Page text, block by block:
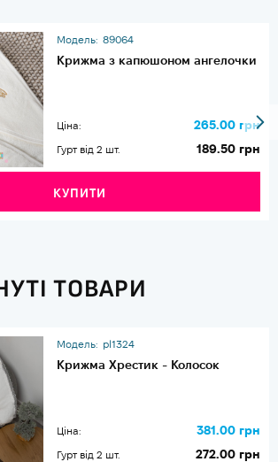
Модель: 89064
Крижма з капюшоном ангелочки
Ціна: 265.00 грн
Гурт від 2 шт. 189.50 грн
КУПИТИ
ТОВАРИ
Модель: pl1324
Крижма Хрестик - Колосок
Ціна: 381.00 грн
Гурт від 2 шт. 272.00 грн